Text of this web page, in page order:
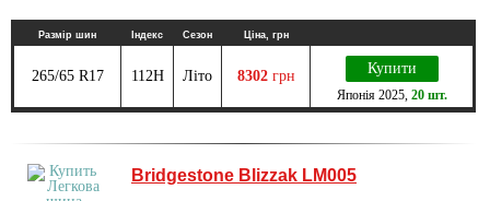
Размір шин Індекс Сезон Ціна, грн
265/65 R17 112H Літо 8302 грн Купити
Японія2025, 20 шт.
Bridgestone Blizzak LM005